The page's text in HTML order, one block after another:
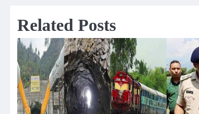
Related Posts